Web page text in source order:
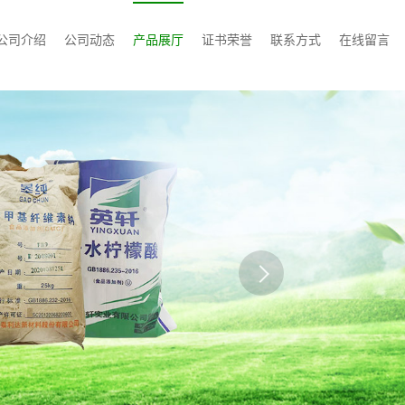
司介绍 公司动态 产品展厅 证书荣誉 联系方式 在线留言